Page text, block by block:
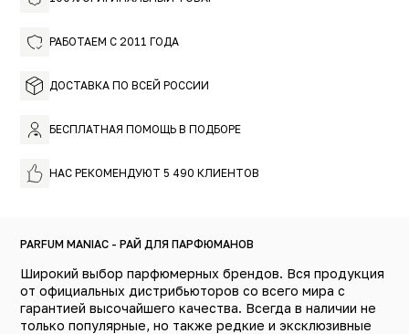
РАБОТАЕМ С 2011 ГОДА
ДОСТАВКА ПО ВСЕЙ РОССИИ
БЕСПЛАТНАЯ ПОМОЩЬ В ПОДБОРЕ
НАС РЕКОМЕНДУЮТ 5 490 КЛИЕНТОВ
PARFUM MANIAC - РАЙ ДЛЯ ПАРФЮМАНОВ
Широкий выбор парфюмерных брендов. Вся продукция
от официальных дистрибьюторов со всего мира с
гарантией высочайшего качества. Всегда в наличии не
только популярные, но также редкие и эксклюзивные
доминирующий и статусный. Идеально звучит в
встрече и оставляет притягательный шлейф на
Женщины с большой буквы. Примерьте стиль от Шанель!